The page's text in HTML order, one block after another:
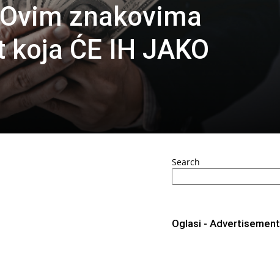
znakovima
ĆE IH JAKO
Search
Oglasi - Advertisement